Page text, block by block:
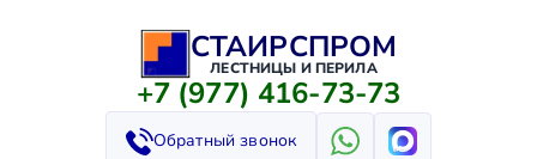
СТАИРСПРОМ
ЛЕСТНИЦЫ И ПЕРИЛА
+7 (977) 416-73-73
Обратный звонок